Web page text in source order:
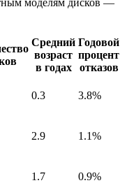
Средний
возраст
в годах
Годовой
процент
отказов
0.3 3.8%
2.9 1.1%
1.7 0.9%